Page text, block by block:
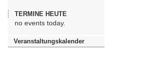
TERMINE HEUTE
no events today.
Veranstaltungskalender